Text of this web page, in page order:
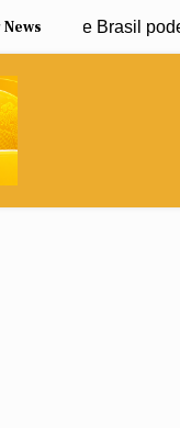
e Brasil pode